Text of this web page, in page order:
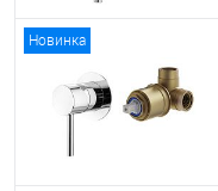
Новинка